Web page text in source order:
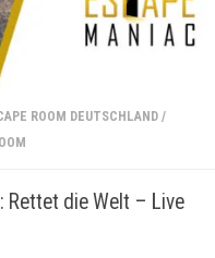
ROOM DEUTSCHLAND /
Rettet die Welt – Live